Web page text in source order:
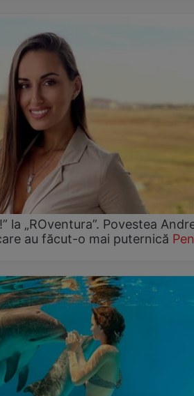
la „ROventura”. Povestea
au făcut-o mai puternică